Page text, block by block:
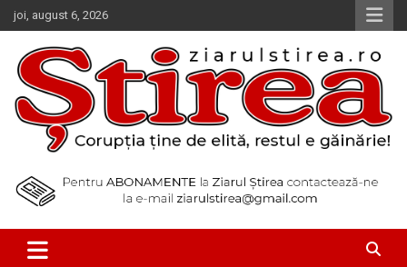
Skip
to
content
joi, august 6, 2026
Ziarul Știrea